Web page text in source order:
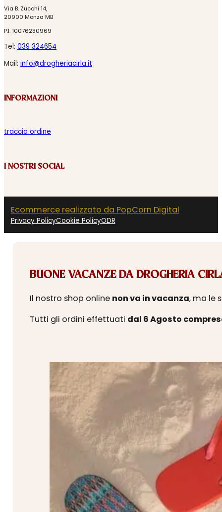
Via B. Zucchi 14,
20900 Monza MB
P.I. 10076230969
Tel: 039 324654
Mail: info@drogheriacirla.it
INFORMAZIONI
traccia ordine
I NOSTRI SOCIAL
Ecommerce realizzato da PopCorn Digital
Privacy PolicyCookie PolicyODR
BUONE VACANZE DA DROGHERIA
Il nostro shop online non va in vacanza, ma le
Tutti gli ordini effettuati dal 6 Agosto